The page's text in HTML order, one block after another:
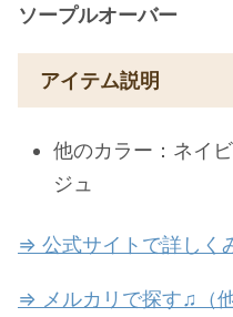
ソープルオーバー
アイテム説明
他のカラー：ネイ
ジュ
⇒ 公式サイトで詳しく
⇒ メルカリで探す♫（他